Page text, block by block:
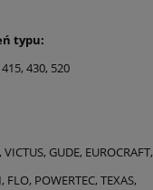
typu:
430, 520
GUDE, EUROCRAFT,
POWERTEC, TEXAS,